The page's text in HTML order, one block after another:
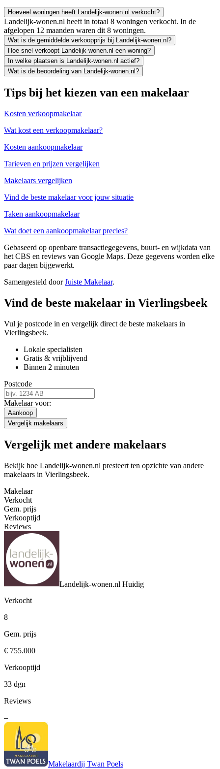
Hoeveel woningen heeft Landelijk-wonen.nl verkocht?
Landelijk-wonen.nl heeft in totaal 8 woningen verkocht. In de
afgelopen 12 maanden waren dit 8 woningen.
Wat is de gemiddelde verkoopprijs bij Landelijk-wonen.nl?
Hoe snel verkoopt Landelijk-wonen.nl een woning?
In welke plaatsen is Landelijk-wonen.nl actief?
Wat is de beoordeling van Landelijk-wonen.nl?
Tips bij het kiezen van een makelaar
Kosten verkoopmakelaar
Wat kost een verkoopmakelaar?
Kosten aankoopmakelaar
Tarieven en prijzen vergelijken
Makelaars vergelijken
Vind de beste makelaar voor jouw situatie
Taken aankoopmakelaar
Wat doet een aankoopmakelaar precies?
Gebaseerd op openbare transactiegegevens, buurt- en wijkdata van
het CBS en reviews van Google Maps. Deze gegevens worden elke
paar dagen bijgewerkt.
Samengesteld doorJuiste Makelaar.
Vind de beste makelaar in Vierlingsbeek
Vul je postcode in en vergelijk direct de beste makelaars in
Vierlingsbeek.
Lokale specialisten
Gratis & vrijblijvend
Binnen 2 minuten
Postcode
Makelaar voor:
Aankoop
Vergelijk makelaars
Vergelijk met andere makelaars
Bekijk hoe Landelijk-wonen.nl presteert ten opzichte van andere
makelaars in Vierlingsbeek.
Makelaar
Verkocht
Gem. prijs
Verkooptijd
Reviews
Landelijk-wonen.nl Huidig
Verkocht
8
Gem. prijs
€ 755.000
Verkooptijd
33 dgn
Reviews
–
Makelaardij Twan Poels